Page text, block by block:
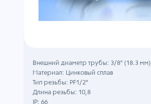
Внешний диаметр трубы: 3/8" (18.3 мм)
Материал: Цинковый сплав
Тип резьбы: PF1/2"
Длина резьбы: 10,8
IP: 66